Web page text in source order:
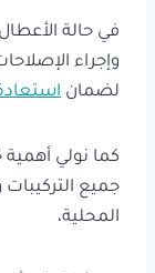
في حالة
وإجراء
لضمان
كما نولي أهمية
جميع
المحلية،